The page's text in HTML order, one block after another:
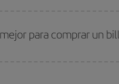
para comprar un